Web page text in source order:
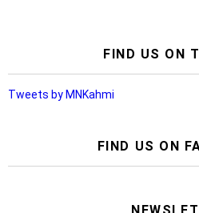
FIND US ON
Tweets by MNKahmi
FIND US ON